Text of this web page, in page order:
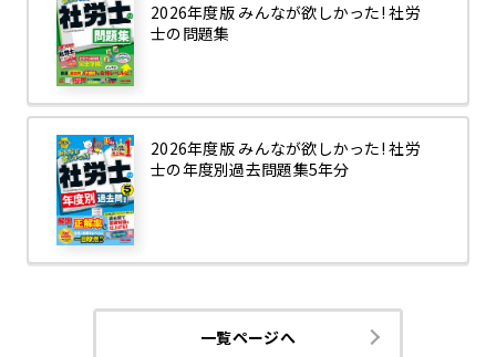
2026年度版 みんなが欲しかった! 社労
士の問題集
2026年度版 みんなが欲しかった! 社労
士の年度別過去問題集5年分
一覧ページへ